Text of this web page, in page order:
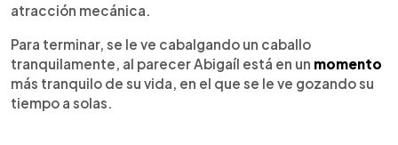
atracción mecánica.
Para terminar, se le ve cabalgando un caballo
tranquilamente, al parecer Abigaíl está en un momento
más tranquilo de su vida, en el que se le ve gozando su
tiempo a solas.